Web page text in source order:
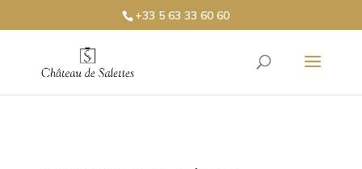
+33 5 63 33 60 60